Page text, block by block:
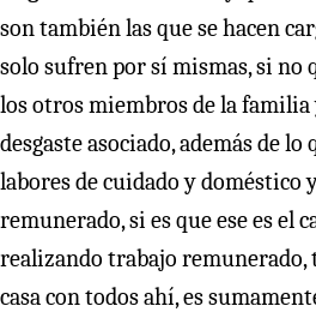
son también las que se hacen
solo sufren por sí mismas, si no
los otros miembros de la familia
desgaste asociado, además de
labores de cuidado y doméstico
remunerado, si es que ese es el
realizando trabajo remunerado,
casa con todos ahí, es